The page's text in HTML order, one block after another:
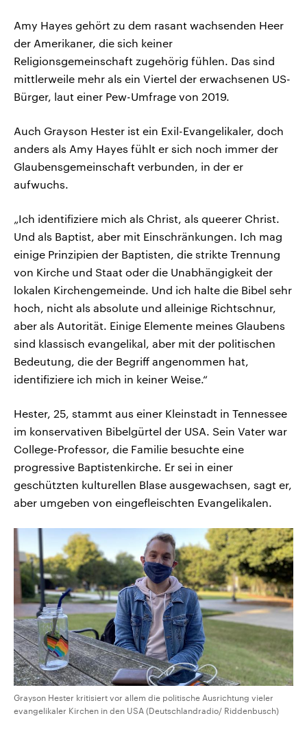
Amy Hayes gehört zu dem rasant wachsenden Heer
der Amerikaner, die sich keiner
Religionsgemeinschaft zugehörig fühlen. Das sind
mittlerweile mehr als ein Viertel der erwachsenen US-
Bürger, laut einer Pew-Umfrage von 2019.
Auch Grayson Hester ist ein Exil-Evangelikaler, doch
anders als Amy Hayes fühlt er sich noch immer der
Glaubensgemeinschaft verbunden, in der er
aufwuchs.
„Ich identifiziere mich als Christ, als queerer Christ.
Und als Baptist, aber mit Einschränkungen. Ich mag
einige Prinzipien der Baptisten, die strikte Trennung
von Kirche und Staat oder die Unabhängigkeit der
lokalen Kirchengemeinde. Und ich halte die Bibel sehr
hoch, nicht als absolute und alleinige Richtschnur,
aber als Autorität. Einige Elemente meines Glaubens
sind klassisch evangelikal, aber mit der politischen
Bedeutung, die der Begriff angenommen hat,
identifiziere ich mich in keiner Weise.“
Hester, 25, stammt aus einer Kleinstadt in Tennessee
im konservativen Bibelgürtel der USA. Sein Vater war
College-Professor, die Familie besuchte eine
progressive Baptistenkirche. Er sei in einer
geschützten kulturellen Blase ausgewachsen, sagt er,
aber umgeben von eingefleischten Evangelikalen.
Grayson Hester kritisiert vor allem die politische Ausrichtung vieler
evangelikaler Kirchen in den USA (Deutschlandradio/ Riddenbusch)